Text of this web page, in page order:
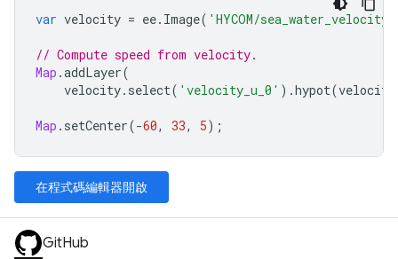
var velocity = ee. Image( 'HYCOM/sea_water_velocity/
// Compute speed from velocity.
Map .addLayer(
velocity. select( 'velocity_u_0' ).hypot(velocity
Map . setCenter(-60, 33, 5);
在程式碼編輯器開啟
GitHub